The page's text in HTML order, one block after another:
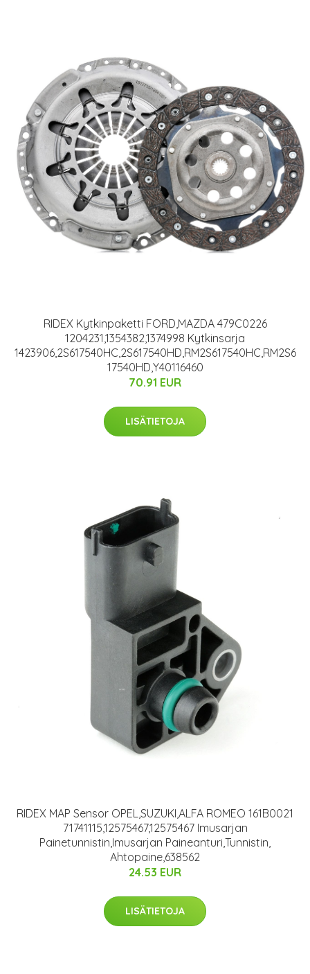
RIDEX Kytkinpaketti FORD,MAZDA 479C0226
1204231,1354382,1374998 Kytkinsarja
1423906,2S617540HC,2S617540HD,RM2S617540HC,RM2S6
17540HD,Y40116460
70.91 EUR
LISÄTIETOJA
RIDEX MAP Sensor OPEL,SUZUKI,ALFA ROMEO 161B0021
71741115,12575467,12575467 Imusarjan
Painetunnistin,Imusarjan Paineanturi,Tunnistin,
Ahtopaine,638562
24.53 EUR
LISÄTIETOJA